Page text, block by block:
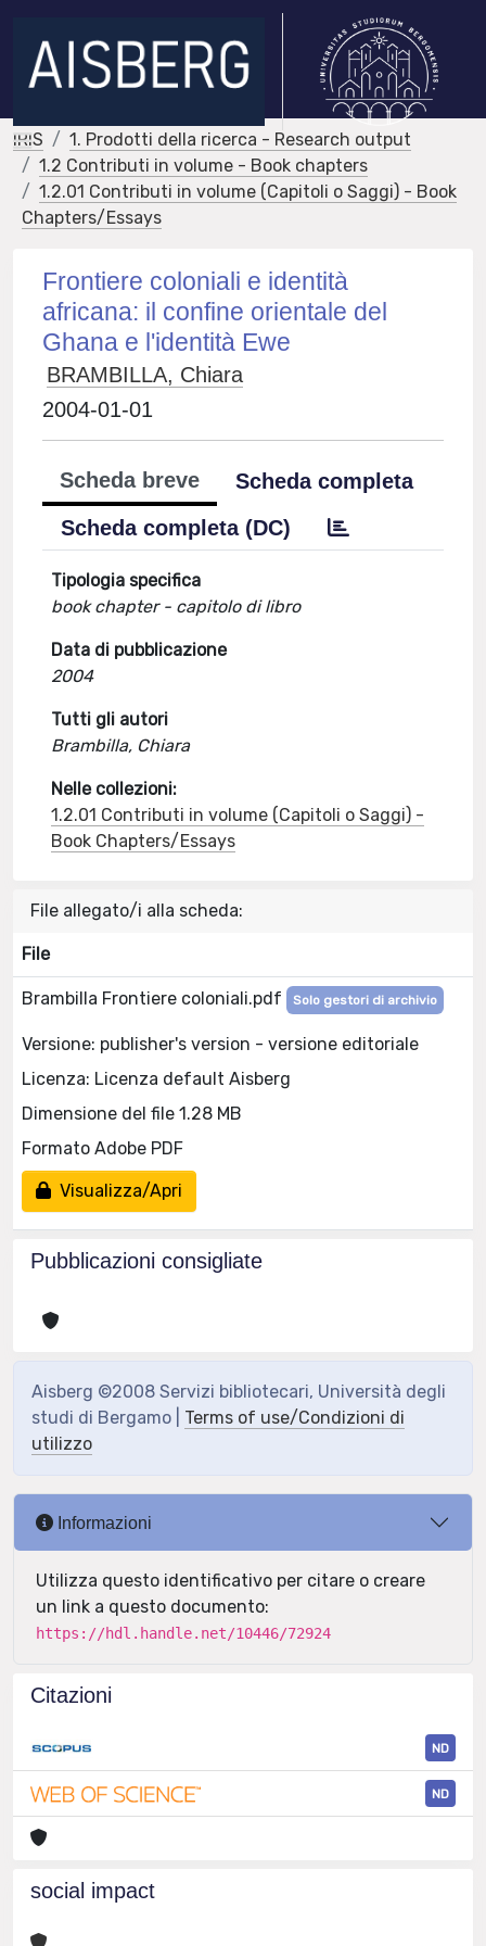
IRIS
1. Prodotti della ricerca - Research output
1.2 Contributi in volume - Book chapters
1.2.01 Contributi in volume (Capitoli o Saggi) - Book
Chapters/Essays
Frontiere coloniali e identità
africana: il confine orientale del
Ghana e l'identità Ewe
BRAMBILLA, Chiara
2004-01-01
Scheda breve
Scheda completa
Scheda completa (DC)
Tipologia specifica
book chapter - capitolo di libro
Data di pubblicazione
2004
Tutti gli autori
Brambilla, Chiara
Nelle collezioni:
1.2.01 Contributi in volume (Capitoli o Saggi) -
Book Chapters/Essays
File allegato/i alla scheda:
File
Brambilla Frontiere coloniali.pdf Solo gestori di archivio
Versione: publisher's version - versione editoriale
Licenza: Licenza default Aisberg
Dimensione del file 1.28 MB
Formato Adobe PDF
Visualizza/Apri
Pubblicazioni consigliate
Aisberg ©2008 Servizi bibliotecari, Università degli
studi di Bergamo | Terms of use/Condizioni di
utilizzo
Informazioni
Utilizza questo identificativo per citare o creare
un link a questo documento:
https://hdl.handle.net/10446/72924
Citazioni
ND
ND
social impact